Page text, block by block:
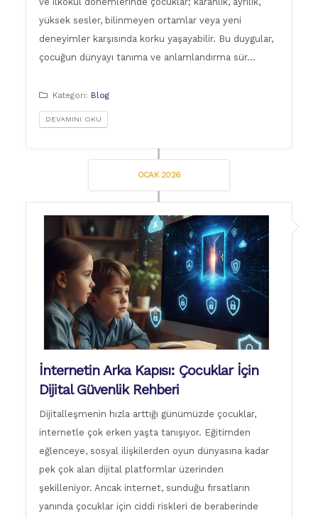
yüksek sesler, bilinmeyen ortamlar veya yeni
deneyimler karşısında korku yaşayabilir. Bu duygular,
çocuğun dünyayı tanıma ve anlamlandırma sür…
Kategori: Blog
DEVAMINI OKU
OCAK 2026
İnternetin Arka Kapısı: Çocuklar İçin
Dijital Güvenlik Rehberi
Dijitalleşmenin hızla arttığı günümüzde çocuklar,
internetle çok erken yaşta tanışıyor. Eğitimden
eğlenceye, sosyal ilişkilerden oyun dünyasına kadar
pek çok alan dijital platformlar üzerinden
şekilleniyor. Ancak internet, sunduğu fırsatların
yanında çocuklar için ciddi riskleri de beraberinde